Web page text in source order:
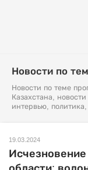
Новости по
Новости по теме
Казахстана,
интервью,
19.03.2024